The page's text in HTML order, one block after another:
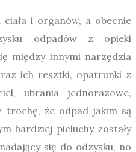
ciała i organów, a obecnie
odpadów z opieki
między innymi narzędzia
ich resztki, opatrunki z
ubrania jednorazowe,
trochę, że odpad jakim są
bardziej pieluchy zostały
się do odzysku, no